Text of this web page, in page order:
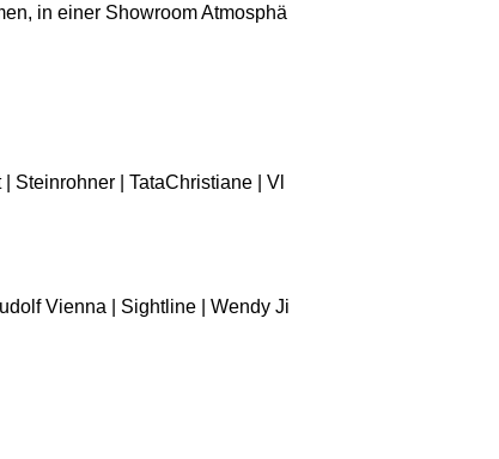
in einer Showroom Atmosphä
Steinrohner | TataChristiane | Vl
Vienna | Sightline | Wendy Ji